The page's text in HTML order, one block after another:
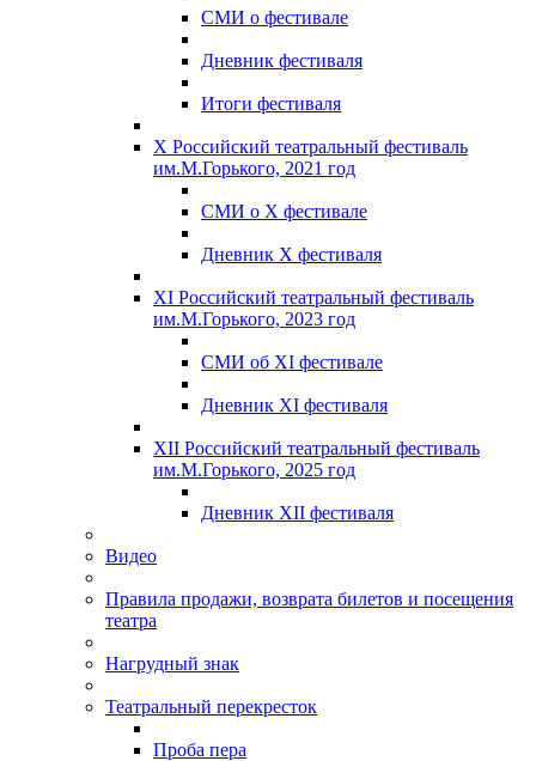
СМИ о фестивале
Дневник фестиваля
Итоги фестиваля
X Российский театральный фестиваль
им.М.Горького, 2021 год
СМИ о X фестивале
Дневник X фестиваля
XI Российский театральный фестиваль
им.М.Горького, 2023 год
СМИ об XI фестивале
Дневник XI фестиваля
XII Российский театральный фестиваль
им.М.Горького, 2025 год
Дневник XII фестиваля
Видео
Правила продажи, возврата билетов и посещения
театра
Нагрудный знак
Театральный перекресток
Проба пера